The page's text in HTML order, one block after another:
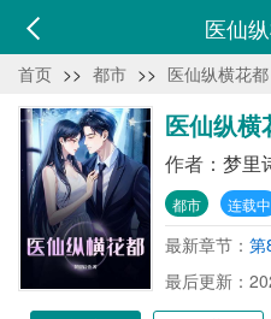
医仙
首页 >> 都市 >> 医仙纵横花都
医仙纵横
作者： 梦里
都市 连载中
最新章节： 第
划 求推荐
最后更新：